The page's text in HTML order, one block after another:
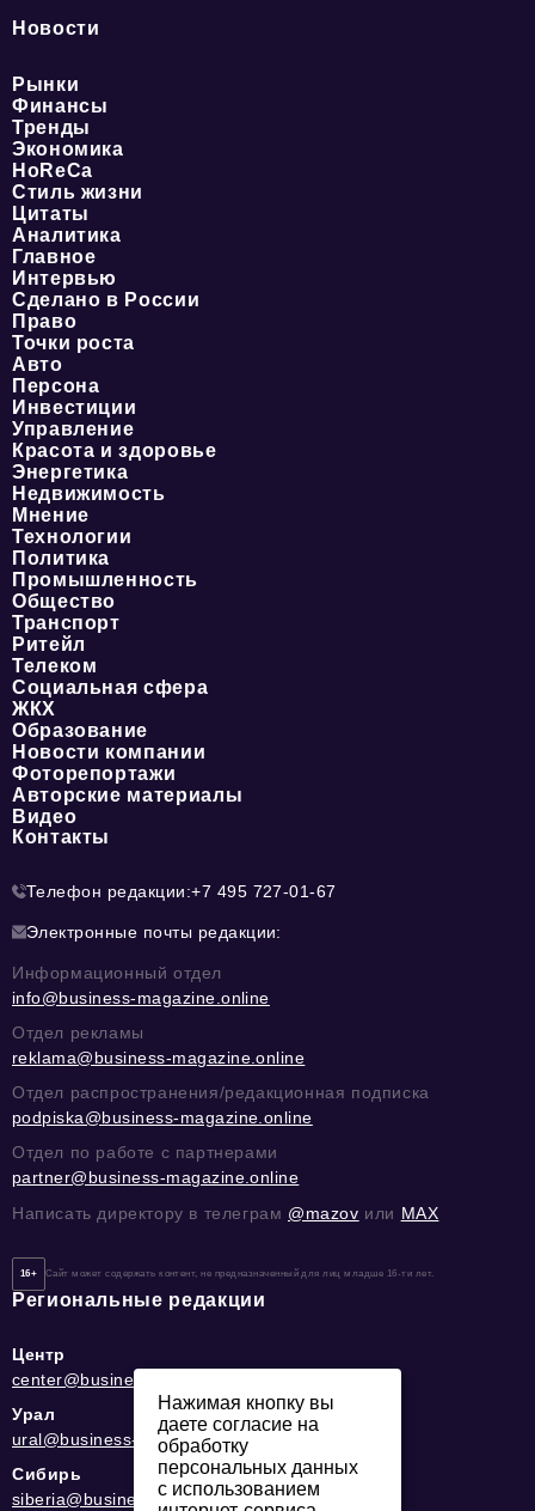
Новости
Рынки
Финансы
Тренды
Экономика
HoReCa
Стиль жизни
Цитаты
Аналитика
Главное
Интервью
Сделано в России
Право
Точки роста
Авто
Персона
Инвестиции
Управление
Красота и здоровье
Энергетика
Недвижимость
Мнение
Технологии
Политика
Промышленность
Общество
Транспорт
Ритейл
Телеком
Социальная сфера
ЖКХ
Образование
Новости компании
Фоторепортажи
Авторские материалы
Видео
Контакты
Телефон редакции:+7 495 727-01-67
Электронные почты редакции:
Информационный отдел
info@business-magazine.online
Отдел рекламы
reklama@business-magazine.online
Отдел распространения/редакционная подписка
podpiska@business-magazine.online
Отдел по работе с партнерами
partner@business-magazine.online
Написать директору в телеграм @mazov или MAX
16+ Сайт может содержать контент, не предназначенный для лиц младше 16-ти лет.
Региональные редакции
Центр
center@business-magazine.online
Урал
ural@business-magazine.online
Сибирь
siberia@business-magazine.online
Нажимая кнопку вы
даете согласие на
обработку
персональных данных
с использованием